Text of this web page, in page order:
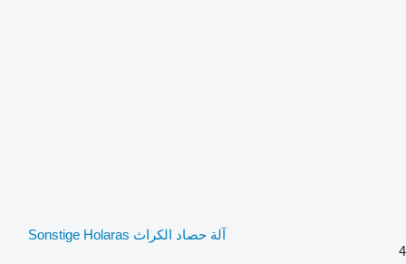
آلة حصاد الكراث Sonstige Holaras
4